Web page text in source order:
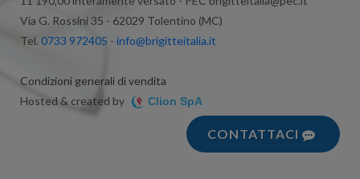
Via G. Rossini 35 - 62029 Tolentino (MC)
Tel. 0733 972405 - info@brigitteitalia.it
Condizioni generali di vendita
Hosted & created by
Clion SpA
CONTATTACI